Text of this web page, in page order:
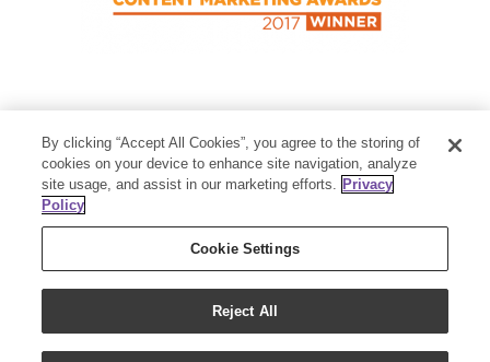
Member Services:
1-800-371-3515
Thanksgiving Point Business Park
3125 Executive Parkway
Lehi, UT 84043
By clicking “Accept All Cookies”, you agree to the storing of
cookies on your device to enhance site navigation, analyze
site usage, and assist in our marketing efforts. Privacy
Policy
Cookie Settings
Reject All